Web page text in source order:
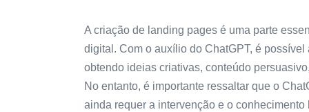
A criação de landing pages é uma parte
digital. Com o auxílio do ChatGPT, é
obtendo ideias criativas, conteúdo
No entanto, é importante ressaltar que o
ainda requer a intervenção e o